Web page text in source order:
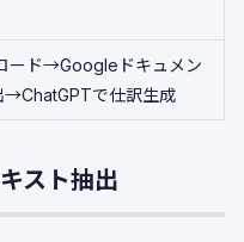
ード→Googleドキュメン
→ChatGPTで仕訳生成
スト抽出